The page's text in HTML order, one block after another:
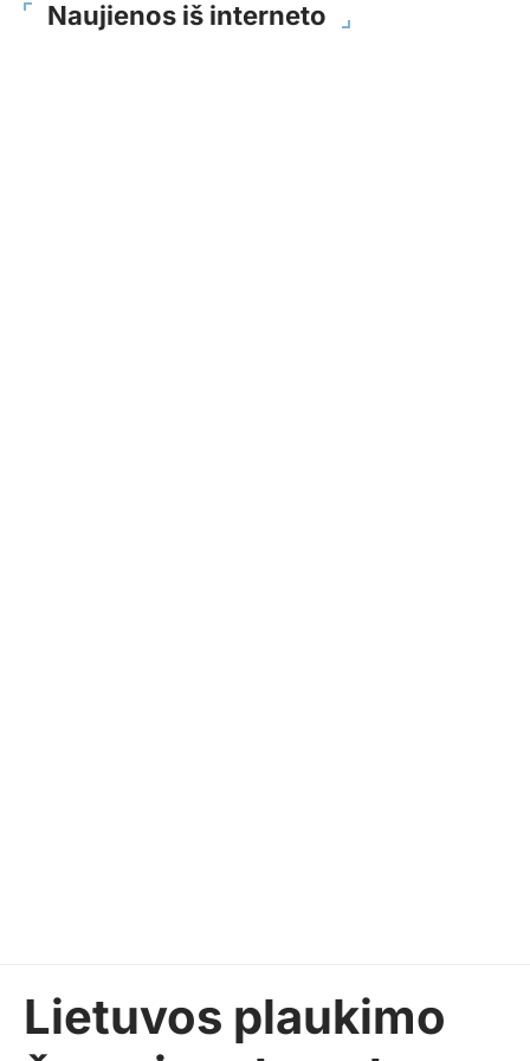
Naujienos iš interneto
Lietuvos plaukimo